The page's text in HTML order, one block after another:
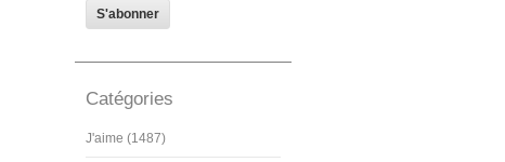
Catégories
J'aime (1487)